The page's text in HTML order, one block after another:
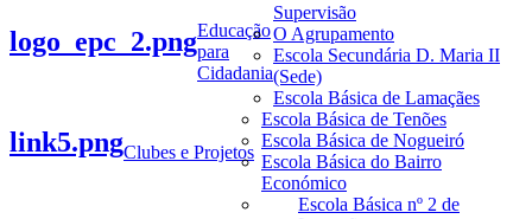
logo_epc_2.pngEducação
para
Cidadania
link5.pngClubes e Projetos
Supervisão
O Agrupamento
Escola Secundária D. Maria II
(Sede)
Escola Básica de Lamaçães
Escola Básica de Tenões
Escola Básica de Nogueiró
Escola Básica do Bairro
Económico
Escola Básica nº 2 de